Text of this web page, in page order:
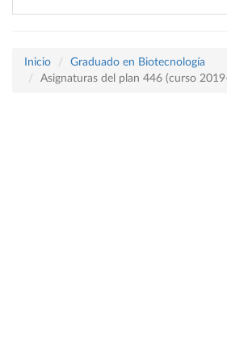
Inicio
Graduado en Biotecnología
Asignaturas del plan 446 (curso